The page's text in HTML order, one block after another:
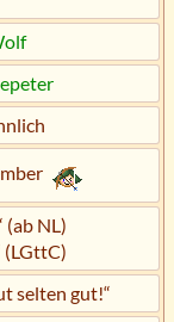
(ab NL)
(LGttC)
selten gut!“